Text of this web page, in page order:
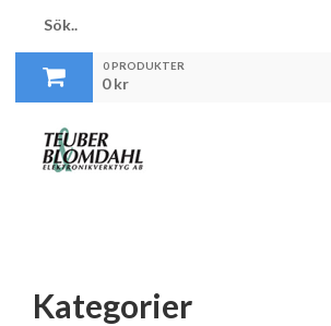
0 PRODUKTER
0kr
Kategorier